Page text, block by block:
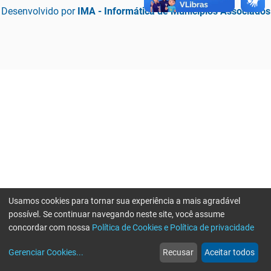
Desenvolvido por IMA - Informática de Municípios Associados
web
Notícias
more_horiz
Mais
Usamos cookies para tornar sua experiência a mais agradável
possível. Se continuar navegando neste site, você assume
concordar com nossa Política de Cookies e Política de privacidade
Gerenciar Cookies... Recusar Aceitar todos
Erro ao enviar informações, por favor tente novamente